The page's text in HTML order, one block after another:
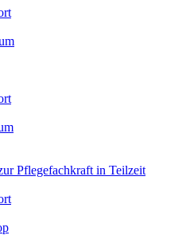
Pflegefachkraft in Teilzeit